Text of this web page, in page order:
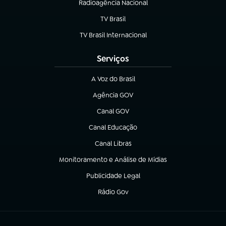
Radioagência Nacional
(abre em nova aba)
TV Brasil
(abre em nova aba)
TV Brasil Internacional
(abre em nova aba)
Serviços
A Voz do Brasil
(abre em nova aba)
Agência GOV
(abre em nova aba)
Canal GOV
(abre em nova aba)
Canal Educação
(abre em nova aba)
Canal Libras
(abre em nova aba)
Monitoramento e Análise de Mídias
(abre em nova aba)
Publicidade Legal
(abre em nova aba)
Rádio Gov
(abre em nova aba)